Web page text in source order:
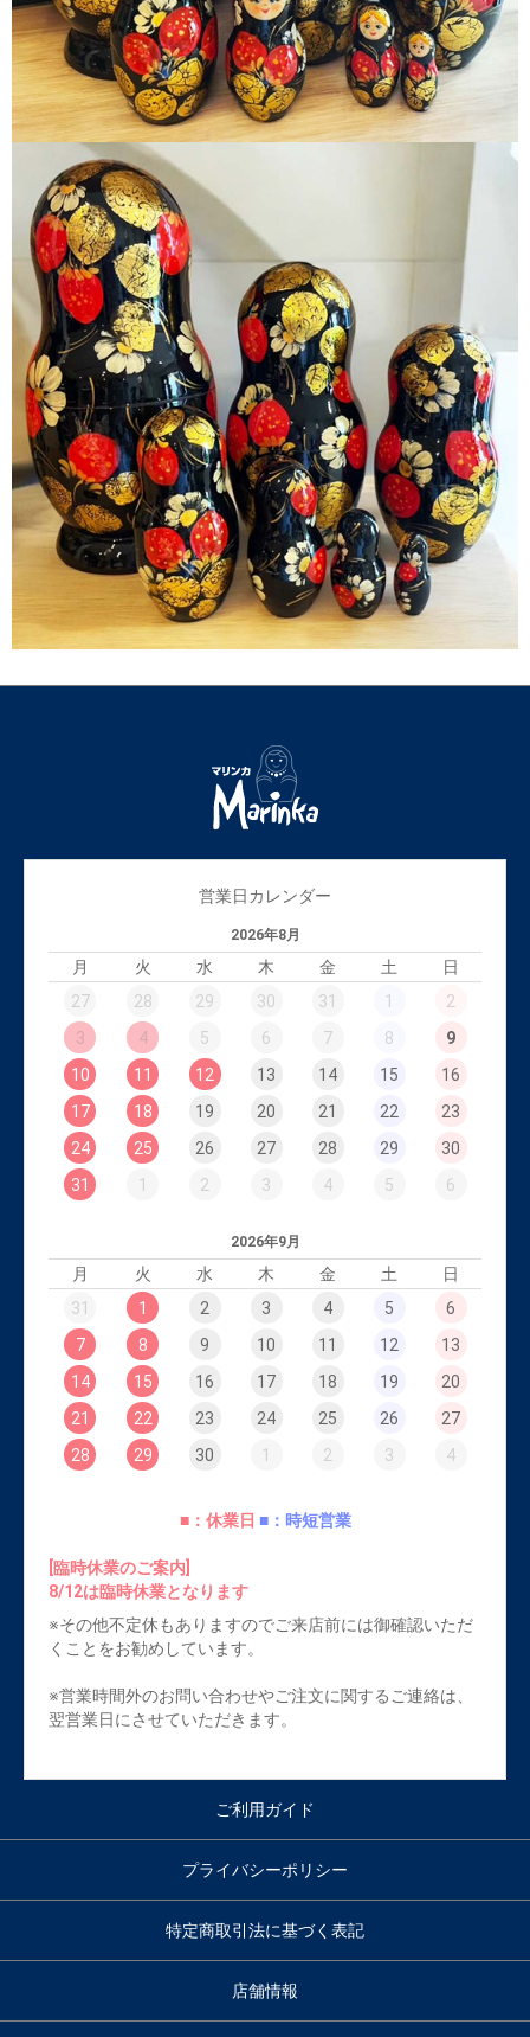
営業日カレンダー
2026年8月
月 火 水 木 金 土
日
27
28 29 30 31 1
2
3
4 5 6 7 8
9
10
11 12 13 14 15
16
17
18 19 20 21 22
23
24
25 26 27 28 29
30
31
1 2 3 4 5 6
2026年9月
月 火 水 木 金 土
日
31
1 2 3 4 5
6
7
8 9 10 11 12
13
14
15 16 17 18 19
20
21
22 23 24 25 26
27
28
29 30 1 2 3 4
■：休業日 ■：時短営業
[臨時休業のご案内]
8/12は臨時休業となります
※その他不定休もありますのでご来店前には御確認いただ
くことをお勧めしています。
※営業時間外のお問い合わせやご注文に関するご連絡は、
翌営業日にさせていただきます。
ご利用ガイド
プライバシーポリシー
特定商取引法に基づく表記
店舗情報